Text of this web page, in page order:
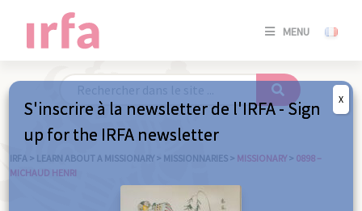
MENU
SE
/
IRFA > LEARN ABOUT A MISSIONARY > MISSIONNARIES > MISSIONARY > 0898 –
MICHAUD HENRI
S'inscrire à la newsletter de l'IRFA - Sign
up for the IRFA newsletter
X